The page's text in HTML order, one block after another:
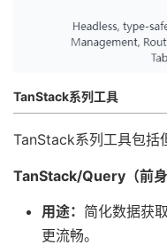
TanStack系列工具
TanStack系列工具包括
TanStack/Query（前
用途： 简化数据获
更流畅。